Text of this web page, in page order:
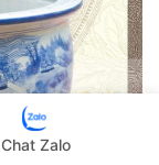
Chat Zalo